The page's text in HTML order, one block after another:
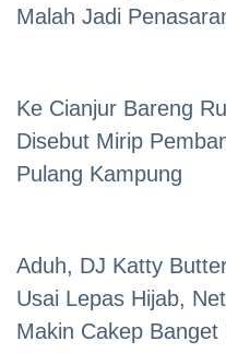
Malah Jadi
Ke Cianjur Bareng
Disebut Mirip
Pulang Kampung
Aduh, DJ Katty
Usai Lepas Hijab,
Makin Cakep Banget